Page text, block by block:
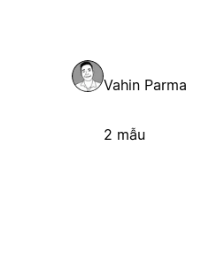
Vahin Parma
2 mẫu